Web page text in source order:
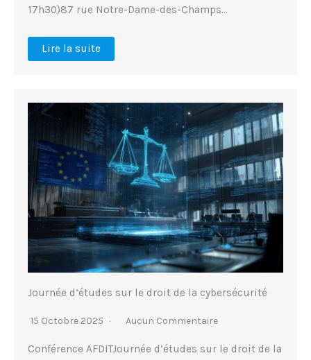
17h30)87 rue Notre-Dame-des-Champs…
Lire la suite
Journée d’études sur le droit de la cybersécurité
15 Octobre 2025 Aucun Commentaire
Conférence AFDITJournée d’études sur le droit de la